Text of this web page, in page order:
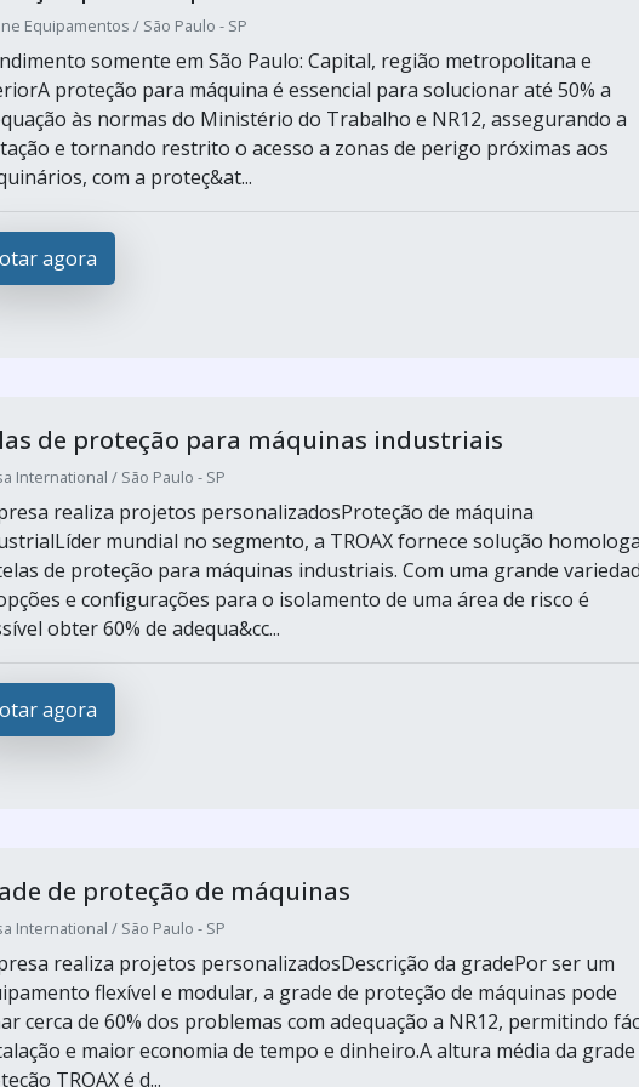
Equipamentos / São Paulo - SP
somente em São Paulo: Capital, região metropolitana e
proteção para máquina é essencial para solucionar até 50% a
às normas do Ministério do Trabalho e NR12, assegurando a
e tornando restrito o acesso a zonas de perigo próximas aos
com a proteç&at...
agora
de proteção para máquinas industriais
International / São Paulo - SP
realiza projetos personalizadosProteção de máquina
mundial no segmento, a TROAX fornece solução
de proteção para máquinas industriais. Com uma grande
e configurações para o isolamento de uma área de risco é
obter 60% de adequa&cc...
agora
de proteção de máquinas
International / São Paulo - SP
realiza projetos personalizadosDescrição da gradePor ser um
flexível e modular, a grade de proteção de máquinas pode
cerca de 60% dos problemas com adequação a NR12, permitindo
e maior economia de tempo e dinheiro.A altura média da grade
TROAX é d...